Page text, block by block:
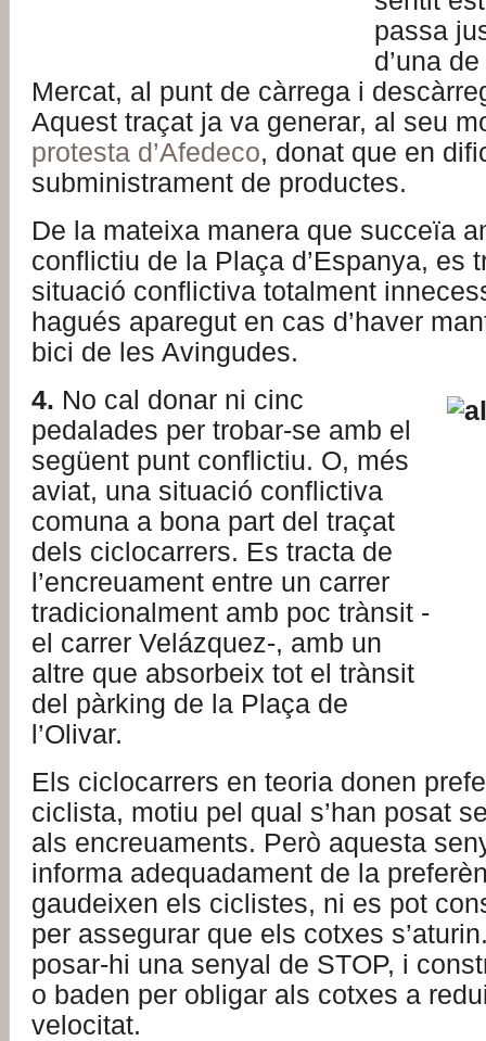
passa
d’una
Mercat, al punt de càrrega i
Aquest traçat ja va generar, al seu
protesta d’Afedeco, donat que en
subministrament de productes.
De la mateixa manera que succeïa
conflictiu de la Plaça d’Espanya, es
situació conflictiva totalment
hagués aparegut en cas d’haver
bici de les Avingudes.
4. No cal donar ni cinc
pedalades per trobar-se amb el
següent punt conflictiu. O, més
aviat, una situació conflictiva
comuna a bona part del traçat
dels ciclocarrers. Es tracta de
l’encreuament entre un carrer
tradicionalment amb poc trànsit -
el carrer Velázquez-, amb un
altre que absorbeix tot el trànsit
del pàrking de la Plaça de
l’Olivar.
Els ciclocarrers en teoria donen
ciclista, motiu pel qual s’han posat
als encreuaments. Però aquesta
informa adequadament de la
gaudeixen els ciclistes, ni es pot
per assegurar que els cotxes
posar-hi una senyal de STOP, i
o baden per obligar als cotxes a
velocitat.